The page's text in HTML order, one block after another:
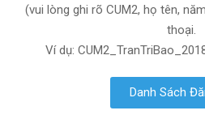
(vui lòng ghi rõ CUM2, họ tên,
thoại.
Ví dụ:
Danh Sách